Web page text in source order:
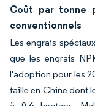
Coût par tonne
conventionnels
Les engrais
que les engrais
l'adoption pour les
taille en Chine dont